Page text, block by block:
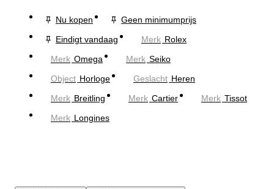
Nu kopen
Geen minimumprijs
Eindigt vandaag
Merk Rolex
Merk Omega Merk Seiko
Object Horloge Geslacht Heren
Merk Breitling Merk Cartier Merk Tissot
Merk Longines